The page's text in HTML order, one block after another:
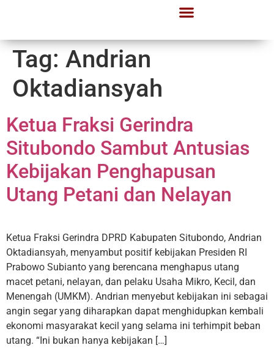
Tag: Andrian
Oktadiansyah
Ketua Fraksi Gerindra
Situbondo Sambut Antusias
Kebijakan Penghapusan
Utang Petani dan Nelayan
Ketua Fraksi Gerindra DPRD Kabupaten Situbondo, Andrian
Oktadiansyah, menyambut positif kebijakan Presiden RI
Prabowo Subianto yang berencana menghapus utang
macet petani, nelayan, dan pelaku Usaha Mikro, Kecil, dan
Menengah (UMKM). Andrian menyebut kebijakan ini sebagai
angin segar yang diharapkan dapat menghidupkan kembali
ekonomi masyarakat kecil yang selama ini terhimpit beban
utang. “Ini bukan hanya kebijakan […]